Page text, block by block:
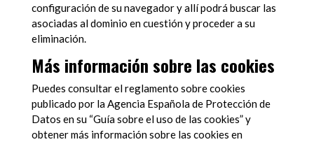
configuración de su navegador y allí podrá buscar las
asociadas al dominio en cuestión y proceder a su
eliminación.
Más información sobre las cookies
Puedes consultar el reglamento sobre cookies
publicado por la Agencia Española de Protección de
Datos en su “Guía sobre el uso de las cookies” y
obtener más información sobre las cookies en